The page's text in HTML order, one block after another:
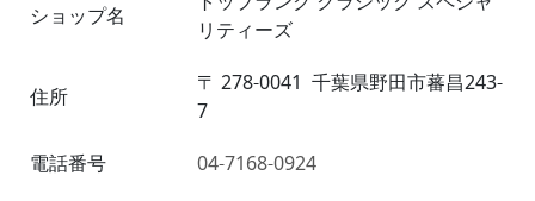
ショップ名
リティーズ
住所 〒 278-0041 千葉県野田市蕃昌243-
7
電話番号
04-7168-0924